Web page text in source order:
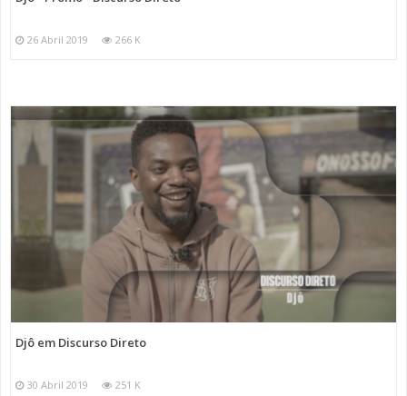
26 Abril 2019 266 K
Djô em Discurso Direto
30 Abril 2019 251 K